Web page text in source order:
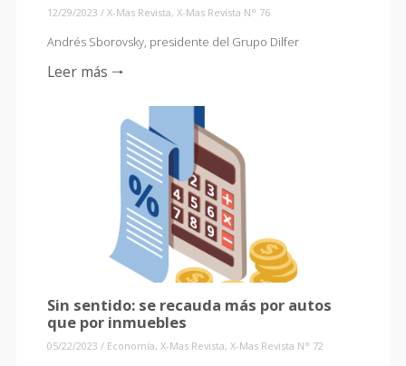
12/29/2023 / X-Mas Revista, X-Mas Revista N° 76
Andrés Sborovsky, presidente del Grupo Dilfer
Leer más 🠒
Sin sentido: se recauda más por autos
que por inmuebles
05/22/2023 / Economía, X-Mas Revista, X-Mas Revista N° 72